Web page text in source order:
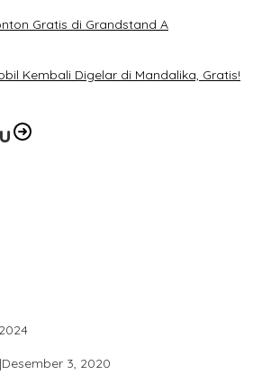
Gratis di Grandstand A
Kembali Digelar di Mandalika, Gratis!
|Desember 3, 2020